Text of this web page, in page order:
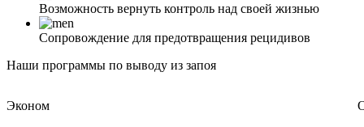
Возможность вернуть контроль над своей жизнью
Сопровождение для предотвращения рецидивов
Наши программы по выводу из запоя
Эконом